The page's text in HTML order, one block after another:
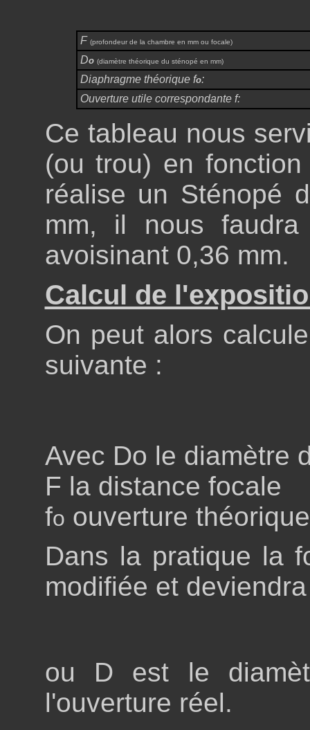
F (profondeur de la chambre en mm ou focale)
Do (diamètre théorique du sténopé en mm)
Diaphragme théorique fo:
Ouverture utile correspondante f:
Ce tableau nous
(ou trou) en
réalise un Sténopé
mm, il nous
avoisinant 0,36 mm.
Calcul de
On peut alors
suivante :
Avec Do le diamètre
F la distance focale
fo ouverture théorique
Dans la pratique la
modifiée et
ou D est le
l'ouverture réel.